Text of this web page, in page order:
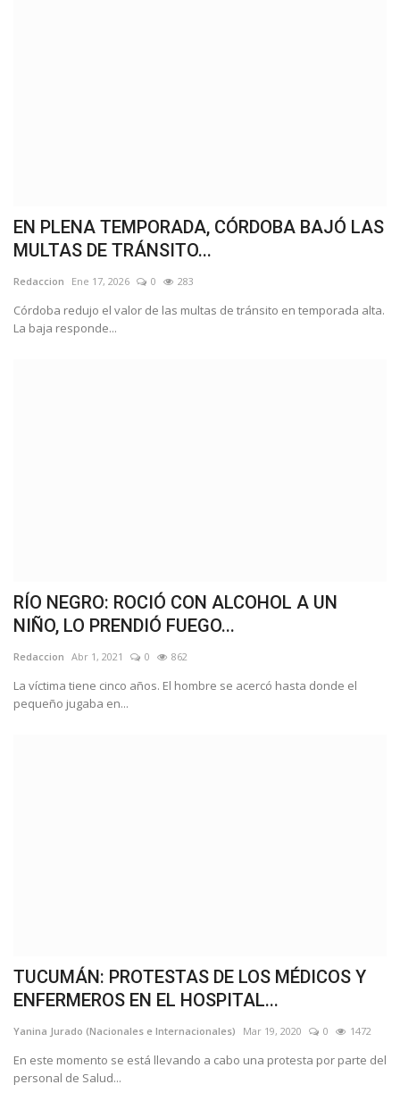
EN PLENA TEMPORADA, CÓRDOBA BAJÓ LAS
MULTAS DE TRÁNSITO...
Redaccion Ene 17, 2026 0 283
Córdoba redujo el valor de las multas de tránsito en temporada alta.
La baja responde...
RÍO NEGRO: ROCIÓ CON ALCOHOL A UN
NIÑO, LO PRENDIÓ FUEGO...
Redaccion Abr 1, 2021 0 862
La víctima tiene cinco años. El hombre se acercó hasta donde el
pequeño jugaba en...
TUCUMÁN: PROTESTAS DE LOS MÉDICOS Y
ENFERMEROS EN EL HOSPITAL...
Yanina Jurado (Nacionales e Internacionales) Mar 19, 2020 0 1472
En este momento se está llevando a cabo una protesta por parte del
personal de Salud...